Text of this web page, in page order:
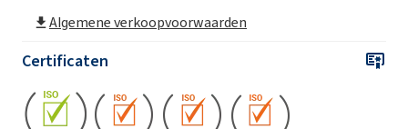
Algemene verkoopvoorwaarden
Certificatengeëthoxyleerd)
ROKAfenol N5 (Nonylphenol geëthoxyleerd)